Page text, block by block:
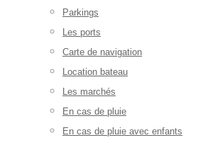
Parkings
Les ports
Carte de navigation
Location bateau
Les marchés
En cas de pluie
En cas de pluie avec enfants